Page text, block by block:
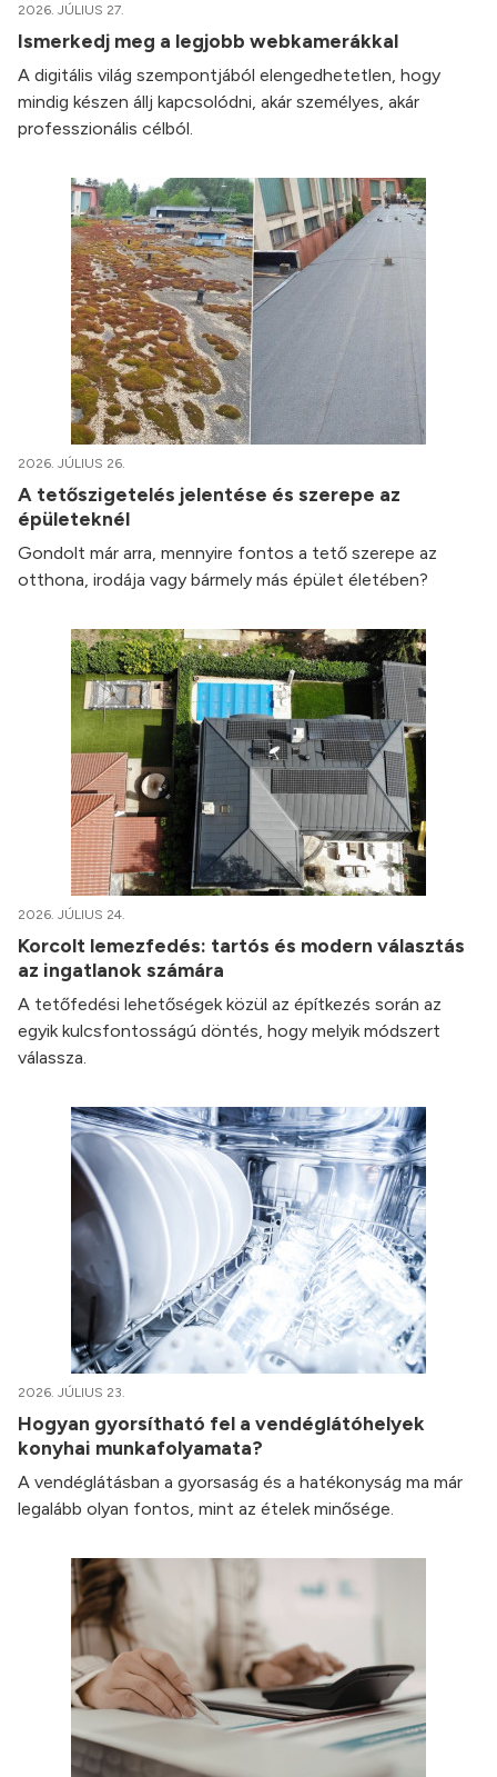
2026. JÚLIUS 27.
Ismerkedj meg a legjobb webkamerákkal
A digitális világ szempontjából elengedhetetlen, hogy
mindig készen állj kapcsolódni, akár személyes, akár
professzionális célból.
2026. JÚLIUS 26.
A tetőszigetelés jelentése és szerepe az
épületeknél
Gondolt már arra, mennyire fontos a tető szerepe az
otthona, irodája vagy bármely más épület életében?
2026. JÚLIUS 24.
Korcolt lemezfedés: tartós és modern választás
az ingatlanok számára
A tetőfedési lehetőségek közül az építkezés során az
egyik kulcsfontosságú döntés, hogy melyik módszert
válassza.
2026. JÚLIUS 23.
Hogyan gyorsítható fel a vendéglátóhelyek
konyhai munkafolyamata?
A vendéglátásban a gyorsaság és a hatékonyság ma már
legalább olyan fontos, mint az ételek minősége.